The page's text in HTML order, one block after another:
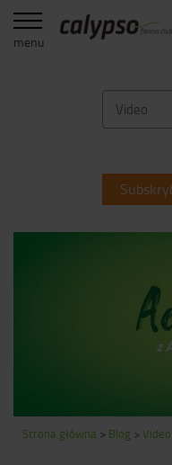
menu
Video
Strona główna > Blog > Video